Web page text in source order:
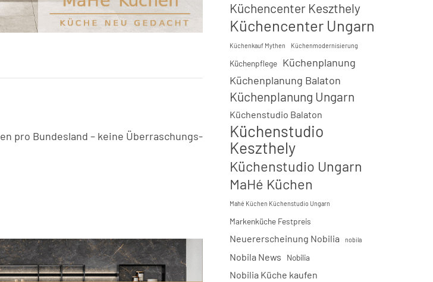
pro Bundesland – keine Überraschungs-
Küchencenter Keszthely
Küchencenter Ungarn
Küchenkauf Mythen Küchenmodernisierung
Küchenpflege Küchenplanung
Küchenplanung Balaton
Küchenplanung Ungarn
Küchenstudio Balaton
Küchenstudio
Keszthely
Küchenstudio Ungarn
MaHé Küchen
Mahé Küchen Küchenstudio Ungarn
Markenküche Festpreis
Neuererscheinung Nobilia nobila
Nobila News Nobilia
Nobilia Küche kaufen